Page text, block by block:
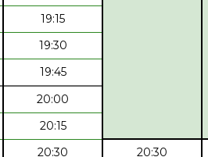
19:15
19:30
19:45
20:00
20:15
20:30 20:30